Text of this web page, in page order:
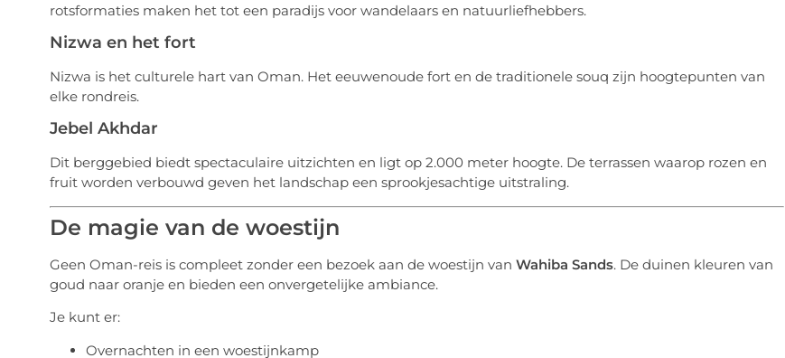
rotsformaties maken het tot een paradijs voor wandelaars en natuurliefhebbers.
Nizwa en het fort
Nizwa is het culturele hart van Oman. Het eeuwenoude fort en de traditionele souq zijn hoogtepunten van
elke rondreis.
Jebel Akhdar
Dit berggebied biedt spectaculaire uitzichten en ligt op 2.000 meter hoogte. De terrassen waarop rozen en
fruit worden verbouwd geven het landschap een sprookjesachtige uitstraling.
De magie van de woestijn
Geen Oman-reis is compleet zonder een bezoek aan de woestijn van Wahiba Sands. De duinen kleuren van
goud naar oranje en bieden een onvergetelijke ambiance.
Je kunt er:
Overnachten in een woestijnkamp